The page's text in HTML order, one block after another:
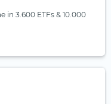
in 3.600 ETFs & 10.000